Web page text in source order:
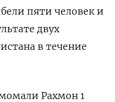
пяти человек и
двух
в течение
Рахмон 1